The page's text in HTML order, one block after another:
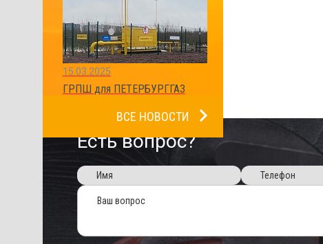
15.03.2025
ГРПШ для ПЕТЕРБУРГГАЗ
ВСЕ НОВОСТИ
Есть вопрос?